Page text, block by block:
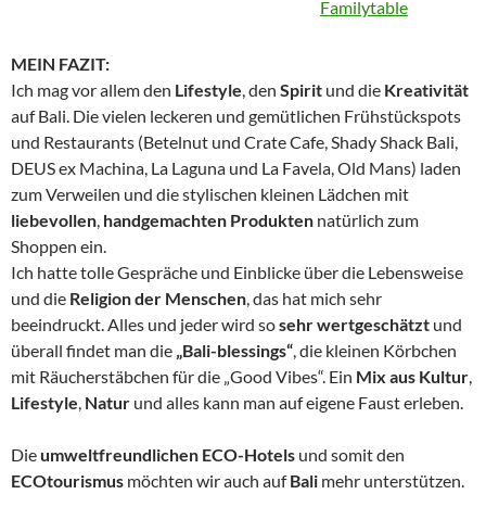
MEIN FAZIT:
Ich mag vor allem den Lifestyle, den Spirit und die Kreativität
auf Bali. Die vielen leckeren und gemütlichen Frühstückspots
und Restaurants (Betelnut und Crate Cafe, Shady Shack Bali,
DEUS ex Machina, La Laguna und La Favela, Old Mans) laden
zum Verweilen und die stylischen kleinen Lädchen mit
liebevollen, handgemachten Produkten natürlich zum
Shoppen ein.
Ich hatte tolle Gespräche und Einblicke über die Lebensweise
und die Religion der Menschen, das hat mich sehr
beeindruckt. Alles und jeder wird sosehr wertgeschätzt und
überall findet man die „Bali-blessings“, die kleinen Körbchen
mit Räucherstäbchen für die „Good Vibes“. Ein Mix aus Kultur,
Lifestyle, Natur und alles kann man auf eigene Faust erleben.
Dieumweltfreundlichen ECO-Hotels und somit den
ECOtourismus möchten wir auch aufBali mehr unterstützen.